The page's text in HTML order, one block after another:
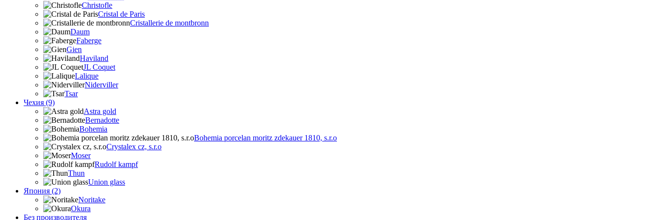
Christofle
Cristal de Paris
Cristallerie de montbronn
Daum
Faberge
Gien
Haviland
JL Coquet
Lalique
Niderviller
Tsar
Чехия (9)
Astra gold
Bernadotte
Bohemia
Bohemia porcelan moritz zdekauer 1810, s.r.o
Crystalex cz, s.r.o
Moser
Rudolf kampf
Thun
Union glass
Япония (2)
Noritake
Okura
Без производителя